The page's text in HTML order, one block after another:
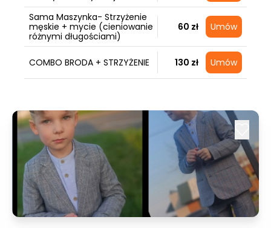
Sama Maszynka- Strzyżenie
męskie + mycie (cieniowanie
różnymi długościami)
60 zł Umów
COMBO BRODA + STRZYŻENIE 130 zł Umów